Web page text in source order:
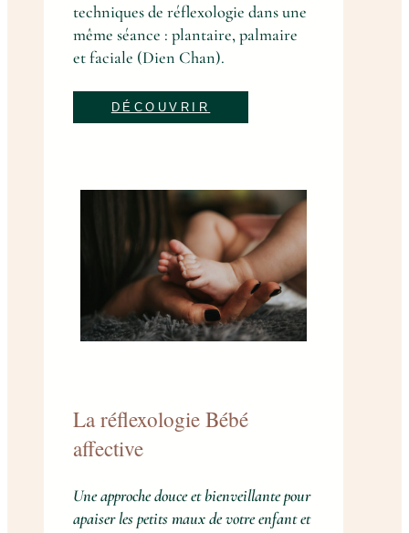
techniques de réflexologie dans une
même séance : plantaire, palmaire
et faciale (Dien Chan).
DÉCOUVRIR
La réflexologie Bébé
affective
Une approche douce et bienveillante pour
apaiser les petits maux de votre enfant et